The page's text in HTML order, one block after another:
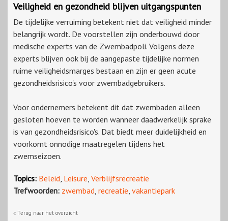
Veiligheid en gezondheid blijven uitgangspunten
De tijdelijke verruiming betekent niet dat veiligheid minder
belangrijk wordt. De voorstellen zijn onderbouwd door
medische experts van de Zwembadpoli. Volgens deze
experts blijven ook bij de aangepaste tijdelijke normen
ruime veiligheidsmarges bestaan en zijn er geen acute
gezondheidsrisico's voor zwembadgebruikers.
Voor ondernemers betekent dit dat zwembaden alleen
gesloten hoeven te worden wanneer daadwerkelijk sprake
is van gezondheidsrisico's. Dat biedt meer duidelijkheid en
voorkomt onnodige maatregelen tijdens het
zwemseizoen.
Topics: Beleid, Leisure, Verblijfsrecreatie
Trefwoorden: zwembad, recreatie, vakantiepark
« Terug naar het overzicht